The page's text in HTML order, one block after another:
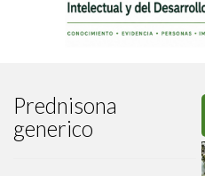
Prednisona
generico